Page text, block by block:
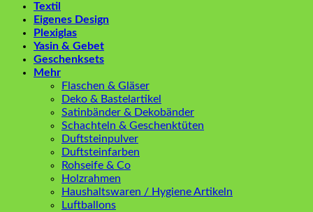
Textil
Eigenes Design
Plexiglas
Yasin & Gebet
Geschenksets
Mehr
Flaschen & Gläser
Deko & Bastelartikel
Satinbänder & Dekobänder
Schachteln & Geschenktüten
Duftsteinpulver
Duftsteinfarben
Rohseife & Co
Holzrahmen
Haushaltswaren / Hygiene Artikeln
Luftballons